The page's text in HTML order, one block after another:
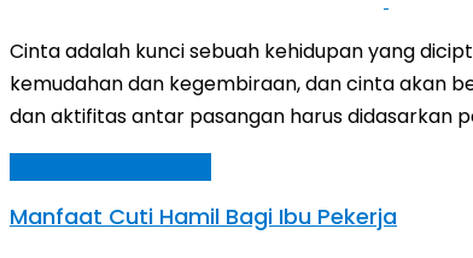
Cinta adalah kunci sebuah kehidupan yang
kemudahan dan kegembiraan, dan cinta akan
dan aktifitas antar pasangan harus didasarkan
Manfaat Cuti Hamil Bagi Ibu Pekerja